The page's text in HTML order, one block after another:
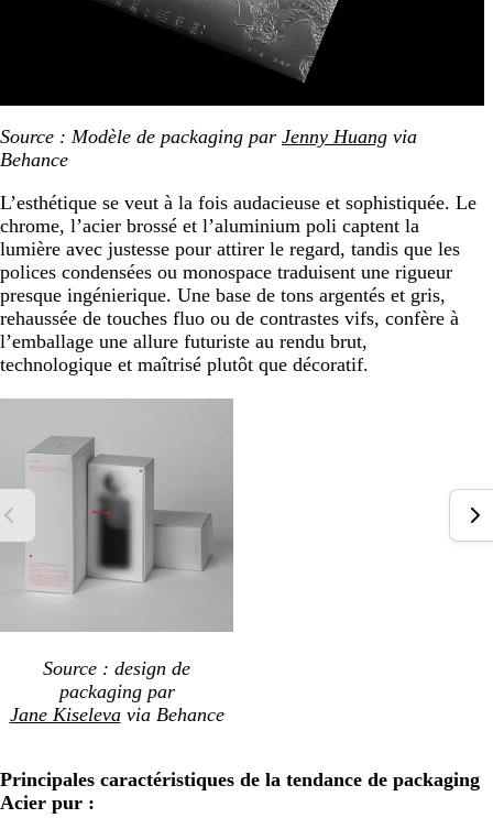
Source : Modèle de packaging par Jenny Huang via
Behance
L’esthétique se veut à la fois audacieuse et sophistiquée. Le
chrome, l’acier brossé et l’aluminium poli captent la
lumière avec justesse pour attirer le regard, tandis que les
polices condensées ou monospace traduisent une rigueur
presque ingénierique. Une base de tons argentés et gris,
rehaussée de touches fluo ou de contrastes vifs, confère à
l’emballage une allure futuriste au rendu brut,
technologique et maîtrisé plutôt que décoratif.
Source : design de
packaging par
Jane Kiselevavia Behance
Principales caractéristiques de la tendance de packaging
Acier pur :